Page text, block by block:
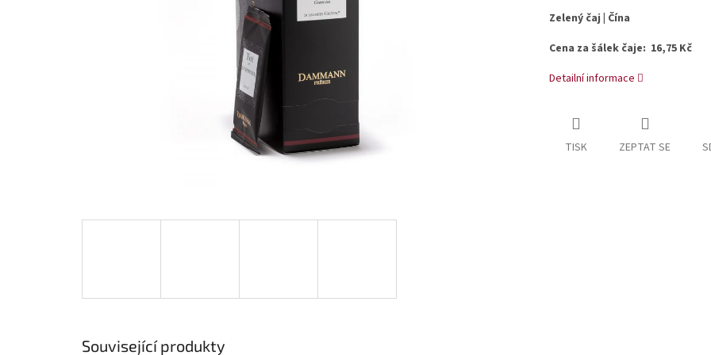
Zelený čaj | Čína
Cena za šálek čaje: 16,75 Kč
Detailní informace
TISK ZEPTAT SE
Související produkty